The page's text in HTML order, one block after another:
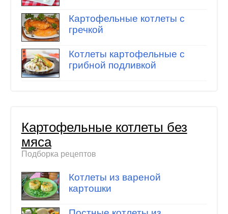
Картофельные котлеты с
гречкой
Котлеты картофельные с
грибной подливкой
Картофельные котлеты без
мяса
Подборка рецептов
Котлеты из вареной
картошки